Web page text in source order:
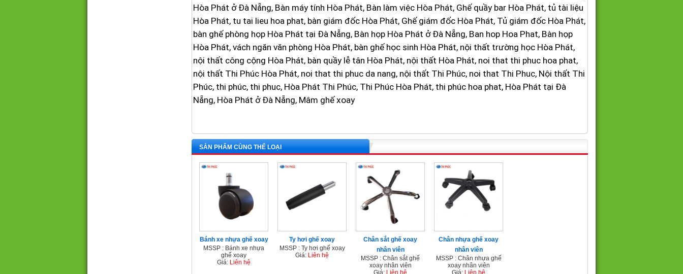
Hòa Phát ở Đà Nẵng, Bàn máy tính Hòa Phát, Bàn làm việc Hòa Phát, Ghế quầy bar Hòa Phát, tủ tài liệu
Hòa Phát, tu tai lieu hoa phat, bàn giám đốc Hòa Phát, Ghế giám đốc Hòa Phát, Tủ giám đốc Hòa Phát,
bàn ghế phòng họp Hòa Phát tại Đà Nẵng, Bàn họp Hòa Phát ở Đà Nẵng, Ban hop Hoa Phat, Bàn họp
Hòa Phát, vách ngăn văn phòng Hòa Phát, bàn ghế học sinh Hòa Phát, nội thất trường học Hòa Phát,
nội thất công cộng Hòa Phát, bàn quầy lễ tân Hòa Phát, nội thất Hòa Phát, noi that thi phuc hoa phat,
nội thất Thi Phúc Hòa Phát, noi that thi phuc da nang, nội thất Thi Phúc, noi that Thi Phuc, Nội thất Thi
Phúc, thi phúc, thi phuc, Hòa Phát Thi Phúc, Thi Phúc Hòa Phát, thi phúc hoa phat, Hòa Phát tại Đà
Nẵng, Hòa Phát ở Đà Nẵng, Mâm ghế xoay
SẢN PHẨM CÙNG THỂ LOẠI
Bánh xe nhựa ghế xoay
MSSP : Bánh xe nhựa
ghế xoay
Giá: Liên hệ
Ty hơi ghế xoay
MSSP : Ty hơi ghế xoay
Giá: Liên hệ
Chân sắt ghế xoay
nhân viên
MSSP : Chân sắt ghế
xoay nhân viên
Giá:
Liên hệ
Chân nhựa ghế xoay
nhân viên
MSSP : Chân nhựa ghế
xoay nhân viên
Giá:
Liên hệ